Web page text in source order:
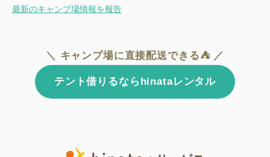
最新のキャンプ場情報を報告
＼ キャンプ場に直接配送できる⛺ ／
テント借りるならhinataレンタル